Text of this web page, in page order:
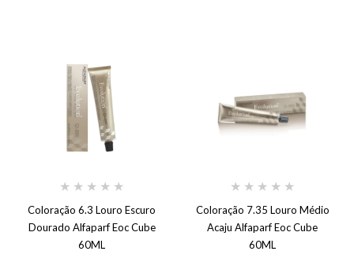
★ ★ ★ ★ ★
Coloração 6.3 Louro Escuro
Dourado Alfaparf Eoc Cube
60ML
★ ★ ★ ★ ★
Coloração 7.35 Louro Médio
Acaju Alfaparf Eoc Cube
60ML